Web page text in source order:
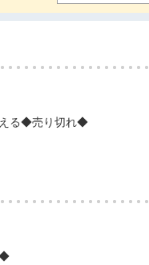
える◆売り切れ◆
◆